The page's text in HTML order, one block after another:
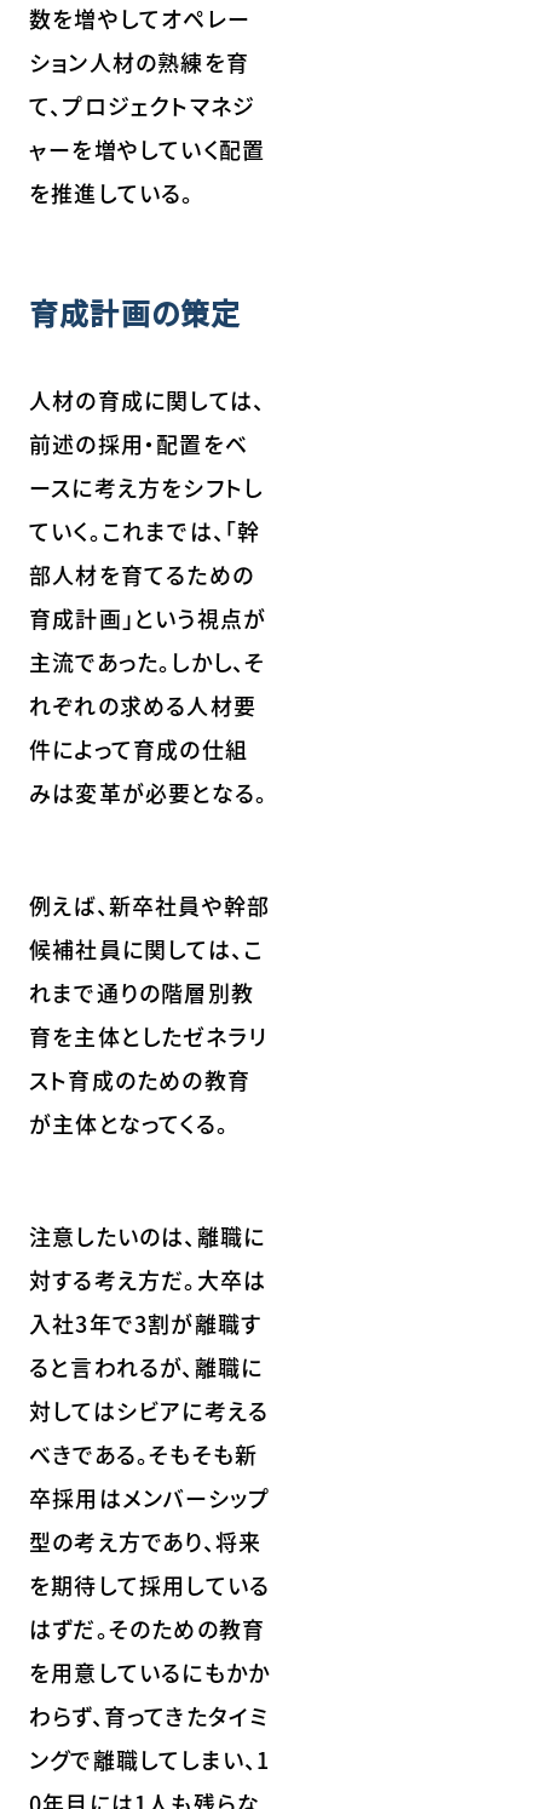
数を増やしてオペレー
ション人材の熟練を育
て、プロジェクトマネジ
ャーを増やしていく配置
を推進している。
育成計画の策定
人材の育成に関しては、
前述の採用・配置をベ
ースに考え方をシフトし
ていく。これまでは、「幹
部人材を育てるための
育成計画」という視点が
主流であった。しかし、そ
れぞれの求める人材要
件によって育成の仕組
みは変革が必要となる。
例えば、新卒社員や幹部
候補社員に関しては、こ
れまで通りの階層別教
育を主体としたゼネラリ
スト育成のための教育
が主体となってくる。
注意したいのは、離職に
対する考え方だ。大卒は
入社3年で3割が離職す
ると言われるが、離職に
対してはシビアに考える
べきである。そもそも新
卒採用はメンバーシップ
型の考え方であり、将来
を期待して採用している
はずだ。そのための教育
を用意しているにもかか
わらず、育ってきたタイミ
ングで離職してしまい、1
0年目には1人も残らな